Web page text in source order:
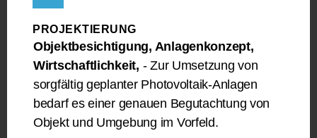
PROJEKTIERUNG
Objektbesichtigung, Anlagenkonzept,
Wirtschaftlichkeit, - Zur Umsetzung von
sorgfältig geplanter Photovoltaik-Anlagen
bedarf es einer genauen Begutachtung von
Objekt und Umgebung im Vorfeld.